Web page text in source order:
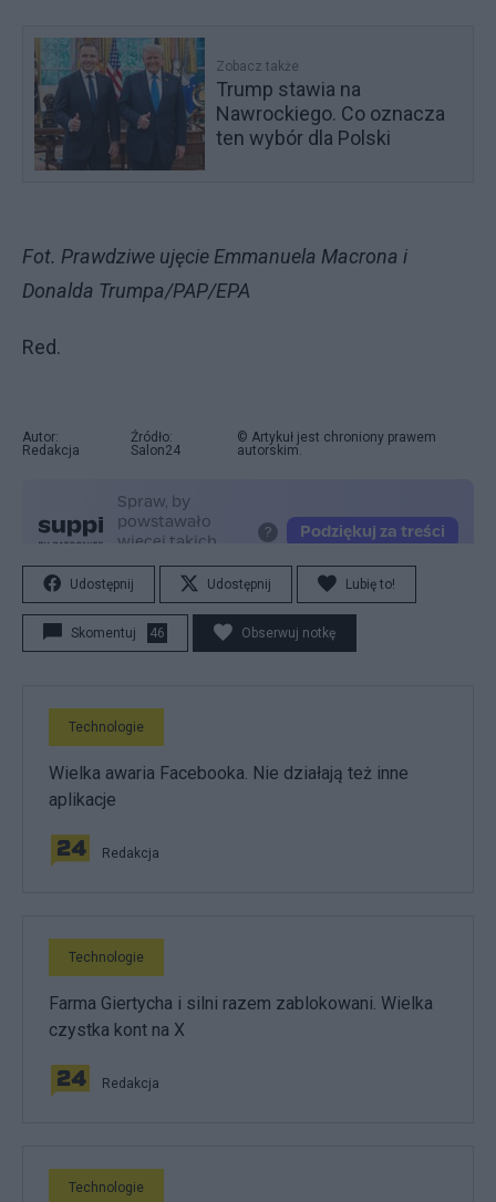
Zobacz także
Trump stawia na
Nawrockiego. Co oznacza
ten wybór dla Polski
Fot. Prawdziwe ujęcie Emmanuela Macrona i
Donalda Trumpa/PAP/EPA
Red.
Autor:
Redakcja
Źródło:
Salon24
© Artykuł jest chroniony prawem
autorskim.
Udostępnij Udostępnij Lubię to!
Skomentuj 46 Obserwuj notkę
Technologie
Wielka awaria Facebooka. Nie działają też inne
aplikacje
Redakcja
Technologie
Farma Giertycha i silni razem zablokowani. Wielka
czystka kont na X
Redakcja
Technologie